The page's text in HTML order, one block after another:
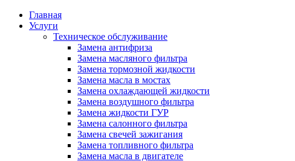
Главная
Услуги
Техническое обслуживание
Замена антифриза
Замена масляного фильтра
Замена тормозной жидкости
Замена масла в мостах
Замена охлаждающей жидкости
Замена воздушного фильтра
Замена жидкости ГУР
Замена салонного фильтра
Замена свечей зажигания
Замена топливного фильтра
Замена масла в двигателе